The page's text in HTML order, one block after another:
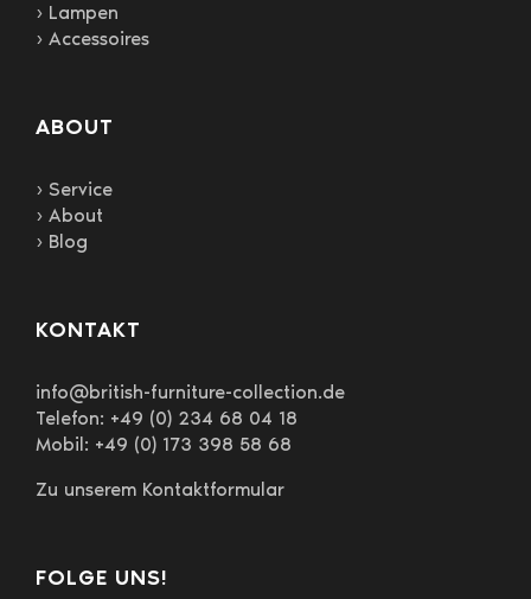
› Lampen
› Accessoires
ABOUT
› Service
› About
› Blog
KONTAKT
info@british-furniture-collection.de
Telefon: +49 (0) 234 68 04 18
Mobil: +49 (0) 173 398 58 68
Zu unserem Kontaktformular
FOLGE UNS!